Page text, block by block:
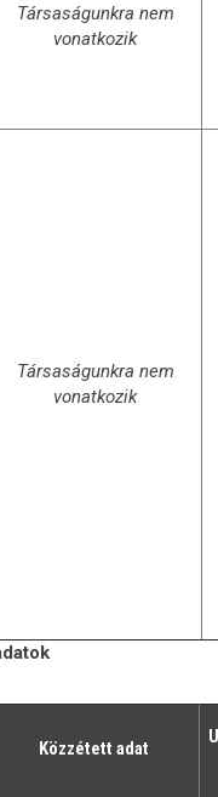
Társaságunkra nem
vonatkozik
Társaságunkra nem
vonatkozik
Közzétett adat